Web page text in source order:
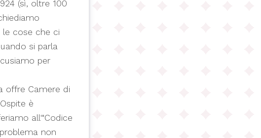
(sì, oltre 100
le cose che ci
si parla
per
offre Camere di
è
all'"Codice
non